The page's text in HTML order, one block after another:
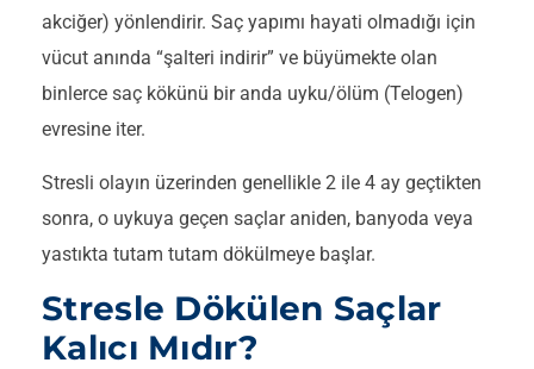
akciğer) yönlendirir. Saç yapımı hayati olmadığı için
vücut anında “şalteri indirir” ve büyümekte olan
binlerce saç kökünü bir anda uyku/ölüm (Telogen)
evresine iter.
Stresli olayın üzerinden genellikle 2 ile 4 ay geçtikten
sonra, o uykuya geçen saçlar aniden, banyoda veya
yastıkta tutam tutam dökülmeye başlar.
Stresle Dökülen Saçlar
Kalıcı Mıdır?